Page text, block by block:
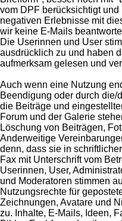
vom DPF berücksichtigt und
negativen Erlebnisse mit
wir keine E-Mails
Die Userinnen und User
ausdrücklich zu und haben
aufmerksam gelesen und
Auch wenn eine Nutzung
Beendigung oder durch die/
die Beiträge und
Forum und der Galerie
Löschung von Beiträgen,
Anderweitige
denn, dass sie in
Fax mit Unterschrift vom
Userinnen, User,
und Moderatoren stimmen
Nutzungsrechte für
Zeichnungen, Avatare und
zu. Inhalte, E-Mails, Ideen,